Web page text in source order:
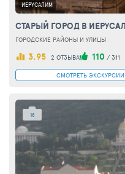
ИЕРУСАЛИМ
СТАРЫЙ ГОРОД В
ГОРОДСКИЕ РАЙОНЫ И УЛИЦЫ
3.95 2 ОТЗЫВА 110 / 311
СМОТРЕТЬ ЭКСКУРСИИ
18